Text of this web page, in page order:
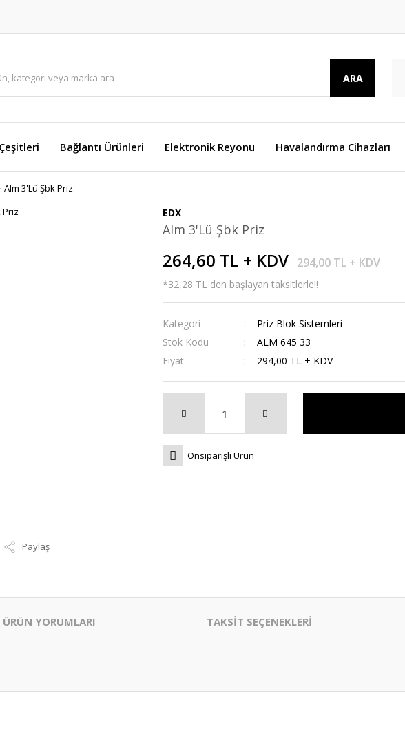
ARA
Bağlantı Ürünleri Elektronik Reyonu Havalandırma Cihazları
Alm 3'Lü Şbk Priz
Paylaş
EDX
Alm 3'Lü Şbk Priz
264,60 TL + KDV 294,00 TL + KDV
*32,28 TL den başlayan taksitlerle!!
Kategori
Priz Blok Sistemleri
Stok Kodu
ALM 645 33
Fiyat
294,00 TL + KDV
Önsiparişli Ürün
ÜRÜN YORUMLARI TAKSİT SEÇENEKLERİ